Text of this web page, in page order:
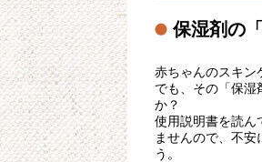
保湿剤の
赤ちゃんのスキン
でも、その「保湿
か？
使用説明書を読ん
ませんので、不
う。